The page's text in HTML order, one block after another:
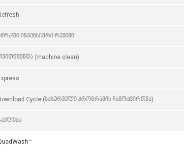
ინტენსიური რეჟიმი
(machine clean)
Cycle (სასურველი პროგრამის ჩამოტვირთვა)